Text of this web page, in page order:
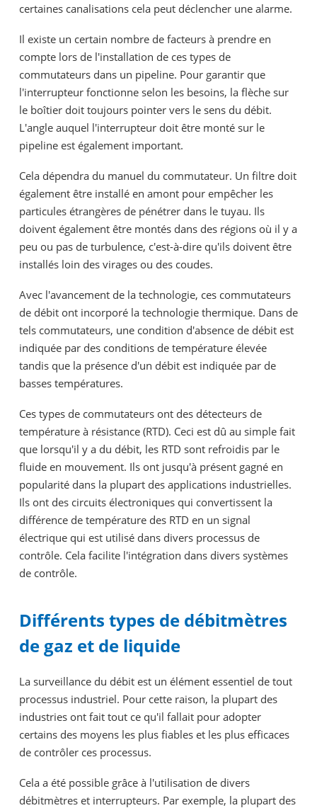
certaines canalisations cela peut déclencher une alarme.
Il existe un certain nombre de facteurs à prendre en
compte lors de l'installation de ces types de
commutateurs dans un pipeline. Pour garantir que
l'interrupteur fonctionne selon les besoins, la flèche sur
le boîtier doit toujours pointer vers le sens du débit.
L'angle auquel l'interrupteur doit être monté sur le
pipeline est également important.
Cela dépendra du manuel du commutateur. Un filtre doit
également être installé en amont pour empêcher les
particules étrangères de pénétrer dans le tuyau. Ils
doivent également être montés dans des régions où il y a
peu ou pas de turbulence, c'est-à-dire qu'ils doivent être
installés loin des virages ou des coudes.
Avec l'avancement de la technologie, ces commutateurs
de débit ont incorporé la technologie thermique. Dans de
tels commutateurs, une condition d'absence de débit est
indiquée par des conditions de température élevée
tandis que la présence d'un débit est indiquée par de
basses températures.
Ces types de commutateurs ont des détecteurs de
température à résistance (RTD). Ceci est dû au simple fait
que lorsqu'il y a du débit, les RTD sont refroidis par le
fluide en mouvement. Ils ont jusqu'à présent gagné en
popularité dans la plupart des applications industrielles.
Ils ont des circuits électroniques qui convertissent la
différence de température des RTD en un signal
électrique qui est utilisé dans divers processus de
contrôle. Cela facilite l'intégration dans divers systèmes
de contrôle.
Différents types de débitmètres
de gaz et de liquide
La surveillance du débit est un élément essentiel de tout
processus industriel. Pour cette raison, la plupart des
industries ont fait tout ce qu'il fallait pour adopter
certains des moyens les plus fiables et les plus efficaces
de contrôler ces processus.
Cela a été possible grâce à l'utilisation de divers
débitmètres et interrupteurs. Par exemple, la plupart des